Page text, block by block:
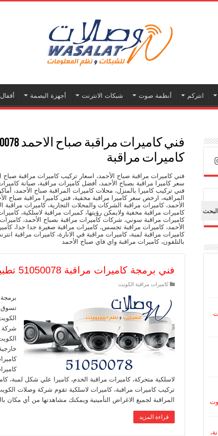
انتركم أنظمة صوت شبكات الانترنت أجهزة البصمة
كاميرات مراقبة
فني كاميرات مراقبة صباح الأحمد، اسعار تركيب كاميرات مراقبة صباح
سعر كاميرا مراقبة بصباح الأحمد، أفضل كاميرات مراقبة، صيانة
فني تركيب كاميرا بالمنزل، محلات كاميرات المراقبة صباح الأحمد،
المراقبه، ارخص سعر كاميرا مراقبة مخفية، فني كاميرا مراقبة صباح
الأحمد، كاميرات مراقبة الشركات والمحلات التجارية، كاميرات
كاميرات مراقبة مخفية ولايمكن رؤيتها، كمبرات مراقبة لاسلكية،
كاميرات مراقبة سوني، شركات كاميرات مراقبة بصباح الأحمد،
الأحمد، كاميرات مراقبة تجسس، كاميرات مراقبة صغيرة جدا جدا،
كاميرات مراقبة لمبة، كاميرات مراقبة في الانارة، كاميرات مراقبة
بالتلفون، كاميرات مراقبة واي فاي صباح الأحمد
فني برمجة كاميرات مراقبة 51050078 تطبيق كاميرات مراقبة الكويت
كاميرات مراقبة الكويت
تسوق
شركة
لاسلكية متحركة، كاميرات مراقبة الخدم، كاميرا علي شكل لمبة،
تركيب كاميرات مراقبة، كاميرات لاسلكية تقوم شركة وصلات
المراقبة لجميع الاغراض التأمينية ويمكنك مشاهدتها من أي مكان
قراءة المزيد
البحث